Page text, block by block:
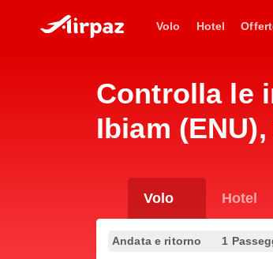
Volo Hotel
Controlla le
Ibiam
Volo Hotel
Andata e ritorno 1